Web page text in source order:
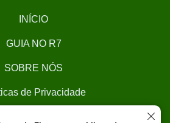
INÍCIO
GUIA NO R7
SOBRE NÓS
de Privacidade